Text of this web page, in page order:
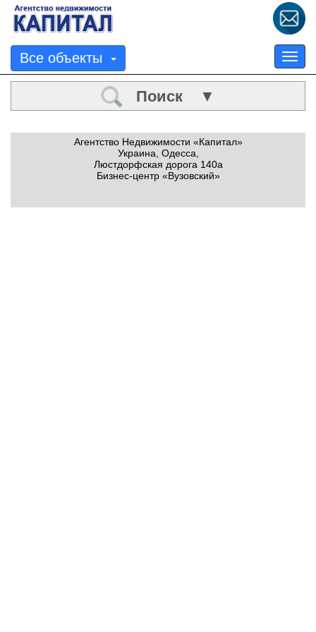
Все объекты
Поиск ▼
Агентство Недвижимости «Капитал»
Украина, Одесса,
Люстдорфская дорога 140а
Бизнес-центр «Вузовский»